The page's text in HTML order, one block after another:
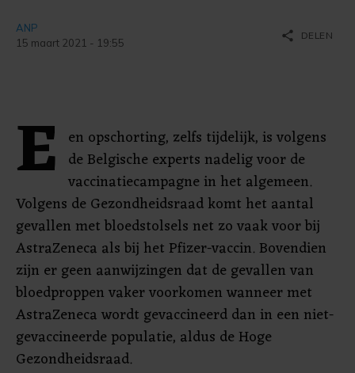
ANP
15 maart 2021 - 19:55
share DELEN
E en opschorting, zelfs tijdelijk, is volgens
de Belgische experts nadelig voor de
vaccinatiecampagne in het algemeen.
Volgens de Gezondheidsraad komt het aantal
gevallen met bloedstolsels net zo vaak voor bij
AstraZeneca als bij het Pfizer-vaccin. Bovendien
zijn er geen aanwijzingen dat de gevallen van
bloedproppen vaker voorkomen wanneer met
AstraZeneca wordt gevaccineerd dan in een niet-
gevaccineerde populatie, aldus de Hoge
Gezondheidsraad.